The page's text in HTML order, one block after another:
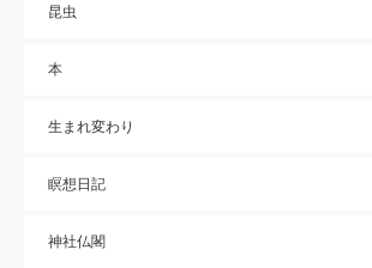
昆虫
本
生まれ変わり
瞑想日記
神社仏閣